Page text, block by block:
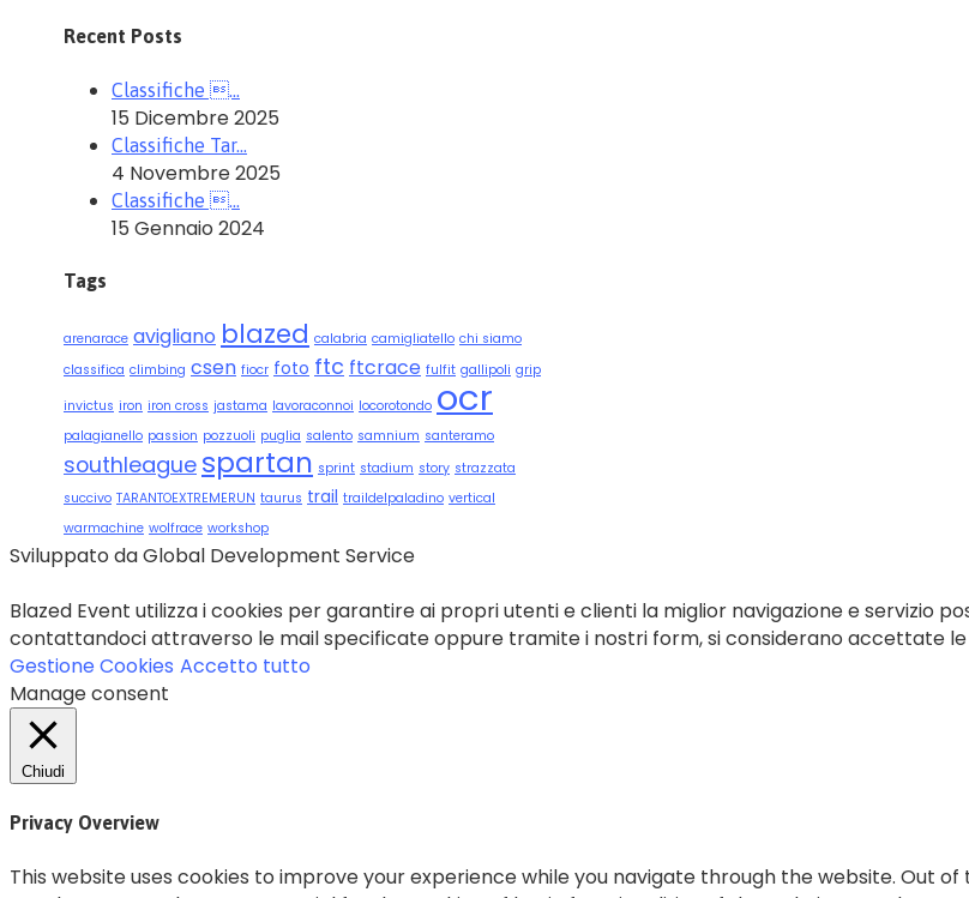
Recent Posts
Classifiche …
15 Dicembre 2025
Classifiche Tar…
4 Novembre 2025
Classifiche …
15 Gennaio 2024
Tags
arenarace avigliano blazed calabria camigliatello chi siamo
classifica climbing csen fiocr foto ftc ftcrace fulfit gallipoli grip
invictus iron iron cross jastama lavoraconnoi locorotondo ocr
palagianello passion pozzuoli puglia salento samnium santeramo
southleague spartan sprint stadium story strazzata
succivo TARANTOEXTREMERUN taurus trail traildelpaladino vertical
warmachine wolfrace workshop
Sviluppato da Global Development Service
Blazed Event utilizza i cookies per garantire ai propri utenti e clienti la miglior navigazione e servizio
contattandoci attraverso le mail specificate oppure tramite i nostri form, si considerano accettate le
Gestione Cookies Accetto tutto
Manage consent
Chiudi
Privacy Overview
This website uses cookies to improve your experience while you navigate through the website. Out